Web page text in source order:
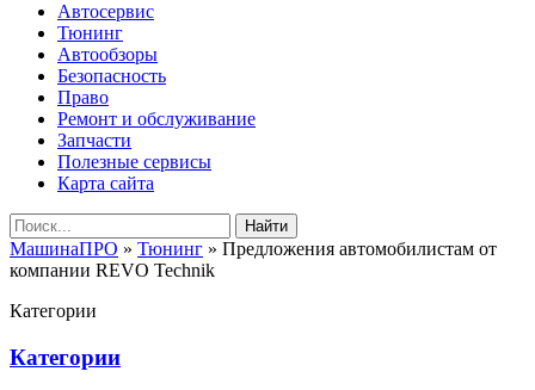
Автосервис
Тюнинг
Автообзоры
Безопасность
Право
Ремонт и обслуживание
Запчасти
Полезные сервисы
Карта сайта
Найти
МашинаПРО » Тюнинг » Предложения автомобилистам от
компании REVO Technik
Категории
Категории